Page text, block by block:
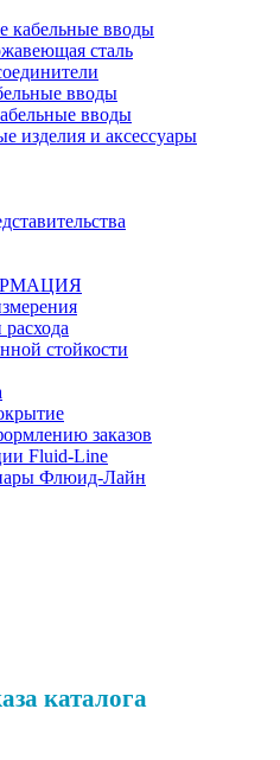
кабельные вводы
сталь
вводы
вводы
изделия и аксессуары
стойкости
заказов
Fluid-Line
Флюид-Лайн
каталога